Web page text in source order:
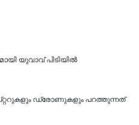
യുവാവ് പിടിയിൽ
ഡ്രോണുകളും പറത്തുന്നത്